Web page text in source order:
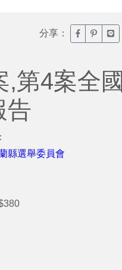
分享： 臉書分享(
噗浪分
,第4案全國
告
縣選舉委員會